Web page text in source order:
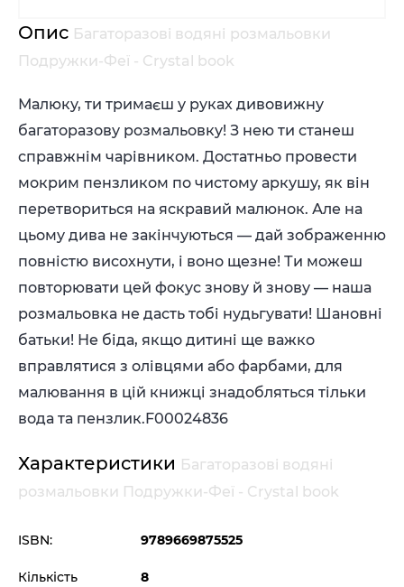
Опис Багаторазовi водяні розмальовки
Подружки-Феї - Crystal book
Малюку, ти тримаєш у руках дивовижну
багаторазову розмальовку! З нею ти станеш
справжнім чарівником. Достатньо провести
мокрим пензликом по чистому аркушу, як він
перетвориться на яскравий малюнок. Але на
цьому дива не закінчуються — дай зображенню
повністю висохнути, і воно щезне! Ти можеш
повторювати цей фокус знову й знову — наша
розмальовка не дасть тобі нудьгувати! Шановні
батьки! Не біда, якщо дитині ще важко
вправлятися з олівцями або фарбами, для
малювання в цій книжці знадобляться тільки
вода та пензлик.F00024836
Характеристики Багаторазовi водяні
розмальовки Подружки-Феї - Crystal book
ISBN: 9789669875525
Кількість
8